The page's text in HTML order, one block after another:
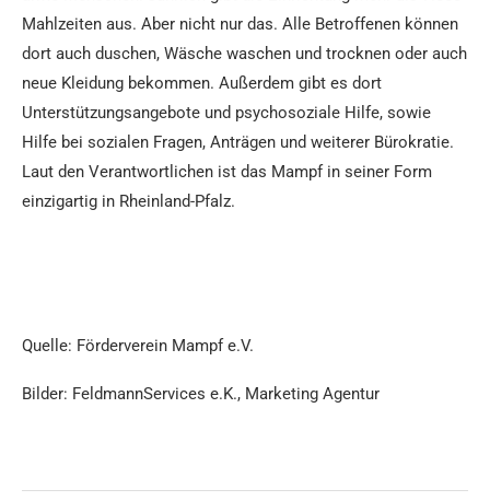
Mahlzeiten aus. Aber nicht nur das. Alle Betroffenen können
dort auch duschen, Wäsche waschen und trocknen oder auch
neue Kleidung bekommen. Außerdem gibt es dort
Unterstützungsangebote und psychosoziale Hilfe, sowie
Hilfe bei sozialen Fragen, Anträgen und weiterer Bürokratie.
Laut den Verantwortlichen ist das Mampf in seiner Form
einzigartig in Rheinland-Pfalz.
Quelle: Förderverein Mampf e.V.
Bilder: FeldmannServices e.K., Marketing Agentur